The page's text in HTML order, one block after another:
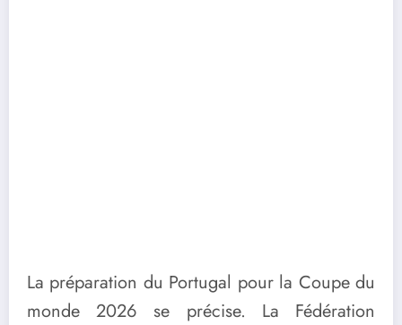
La préparation du Portugal pour la Coupe du
monde 2026 se précise. La Fédération